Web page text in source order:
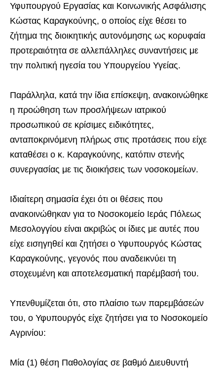
Υφυπουργού Εργασίας και Κοινωνικής Ασφάλισης
Κώστας Καραγκούνης, ο οποίος είχε θέσει το
ζήτημα της διοικητικής αυτονόμησης ως κορυφαία
προτεραιότητα σε αλλεπάλληλες συναντήσεις με
την πολιτική ηγεσία του Υπουργείου Υγείας.
Παράλληλα, κατά την ίδια επίσκεψη, ανακοινώθηκε
η προώθηση των προσλήψεων ιατρικού
προσωπικού σε κρίσιμες ειδικότητες,
ανταποκρινόμενη πλήρως στις προτάσεις που είχε
καταθέσει ο κ. Καραγκούνης, κατόπιν στενής
συνεργασίας με τις διοικήσεις των νοσοκομείων.
Ιδιαίτερη σημασία έχει ότι οι θέσεις που
ανακοινώθηκαν για το Νοσοκομείο Ιεράς Πόλεως
Μεσολογγίου είναι ακριβώς οι ίδιες με αυτές που
είχε εισηγηθεί και ζητήσει ο Υφυπουργός Κώστας
Καραγκούνης, γεγονός που αναδεικνύει τη
στοχευμένη και αποτελεσματική παρέμβασή του.
Υπενθυμίζεται ότι, στο πλαίσιο των παρεμβάσεών
του, ο Υφυπουργός είχε ζητήσει για το Νοσοκομείο
Αγρινίου:
Μία (1) θέση Παθολογίας σε βαθμό Διευθυντή